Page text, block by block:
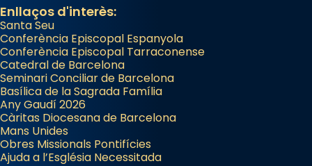
Enllaços d'interès:
Santa Seu
Conferència Episcopal Espanyola
Conferència Episcopal Tarraconense
Catedral de Barcelona
Seminari Conciliar de Barcelona
Basílica de la Sagrada Família
Any Gaudí 2026
Càritas Diocesana de Barcelona
Mans Unides
Obres Missionals Pontifícies
Ajuda a l’Església Necessitada